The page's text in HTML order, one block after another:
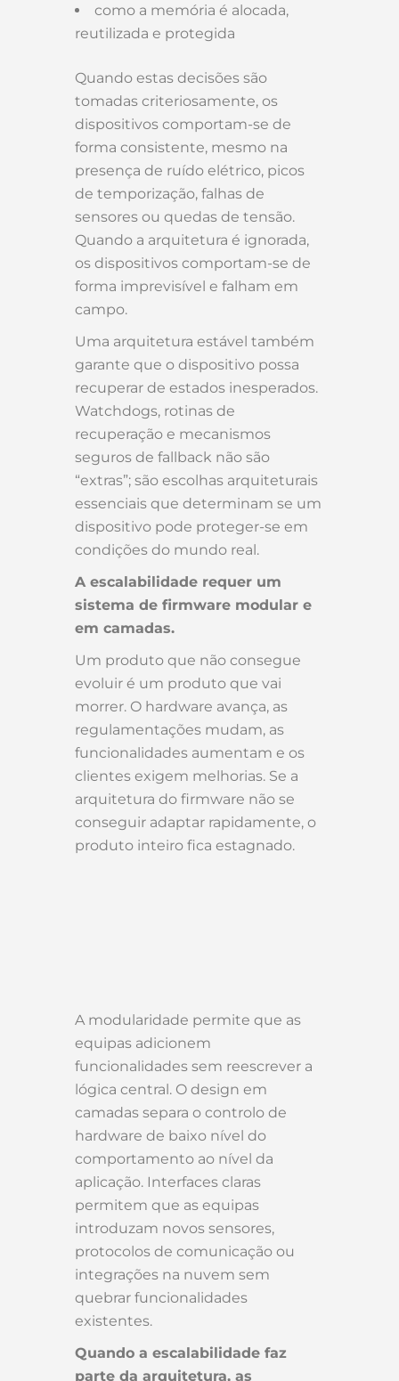
como a memória é alocada,
reutilizada e protegida
Quando estas decisões são
tomadas criteriosamente, os
dispositivos comportam-se de
forma consistente, mesmo na
presença de ruído elétrico, picos
de temporização, falhas de
sensores ou quedas de tensão.
Quando a arquitetura é ignorada,
os dispositivos comportam-se de
forma imprevisível e falham em
campo.
Uma arquitetura estável também
garante que o dispositivo possa
recuperar de estados inesperados.
Watchdogs, rotinas de
recuperação e mecanismos
seguros de fallback não são
“extras”; são escolhas arquiteturais
essenciais que determinam se um
dispositivo pode proteger-se em
condições do mundo real.
A escalabilidade requer um
sistema de firmware modular e
em camadas.
Um produto que não consegue
evoluir é um produto que vai
morrer. O hardware avança, as
regulamentações mudam, as
funcionalidades aumentam e os
clientes exigem melhorias. Se a
arquitetura do firmware não se
conseguir adaptar rapidamente, o
produto inteiro fica estagnado.
A modularidade permite que as
equipas adicionem
funcionalidades sem reescrever a
lógica central. O design em
camadas separa o controlo de
hardware de baixo nível do
comportamento ao nível da
aplicação. Interfaces claras
permitem que as equipas
introduzam novos sensores,
protocolos de comunicação ou
integrações na nuvem sem
quebrar funcionalidades
existentes.
Quando a escalabilidade faz
parte da arquitetura, as